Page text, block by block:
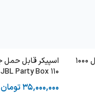
اسپیکر قابل حمل جی بی ال 1000
JBL Party Box 110
35,000,000تومان